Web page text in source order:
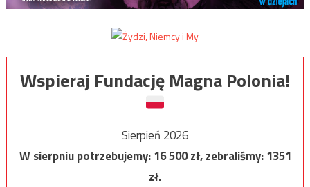
Wspieraj Fundację Magna Polonia!
Sierpień 2026
W sierpniu potrzebujemy:16 500zł, zebraliśmy:1351
zł.